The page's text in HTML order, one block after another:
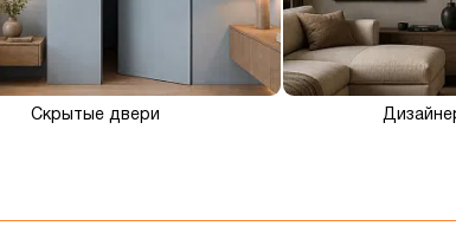
Скрытые двери